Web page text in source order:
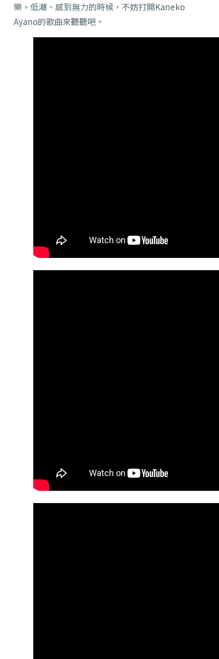
樂。低潮、感到無力的時候，不妨打開Kaneko
Ayano的歌曲來聽聽吧。